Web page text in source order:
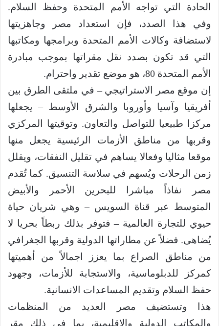
الحادة التي تواجه الأمم المتحدة وحفظ السلام.
وفي هذا الصدد، فإن استعداد مصر وجاهزيتها
لاستضافة وكالات الأمم المتحدة وبرامجها ومكاتبها
التي قد تكون بصدد نقل مقراتها بموجب مبادرة
الأمم المتحدة 80، هو موضع تقدير واحترام.
إن موقع مصر الاستراتيجي – في ملتقى الطرق بين
أفريقيا وآسيا وأوروبا والشرق الأوسط – يجعلها
مركزا طبيعيا للتواصل والتعاون. وتوقيتها المركزي
وقربها من مناطق الأزمات الرئيسية يجعل منها
موقعا مثاليا وفعالا يساهم في تقليل النفقات، ويقلل
زمن الرحلات ويُسهم في سلاسة التنسيق. كما تٌقدم
مصر نفاذاً مباشرا للبحرين الأحمر والأبيض
المتوسط عبر قناة السويس – وهي شريان حياة
حيوي للتجارة العالمية – فتوفر بذلك ربطاً بحريا لا
يُضاهى. فضلاً عن مطاراتها الدولية وقربها الجغرافي
من مناطق الصراع بما يعزز اجمالاً من أهميتها
كمركز للدبلوماسية، والاستجابة للأزمات، وجهود
حفظ السلام وتقديم المساعدات الانسانية.
هذا وتستضيف مصر العديد من المنظمات
والمكاتب الدولية والإقليمية، بما في ذلك مقر